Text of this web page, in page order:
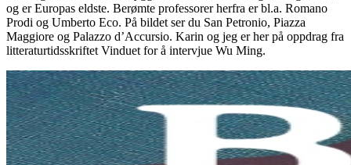
og er Europas eldste. Berømte professorer herfra er bl.a. Romano
Prodi og Umberto Eco. På bildet ser du San Petronio, Piazza
Maggiore og Palazzo d’Accursio. Karin og jeg er her på oppdrag fra
litteraturtidsskriftet Vinduet for å intervjue Wu Ming.